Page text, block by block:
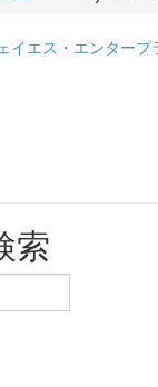
イエス・エンタープ
索